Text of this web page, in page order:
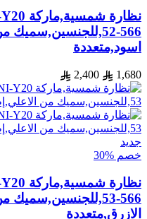
566-
اسود,متعددة
1,680
2,400
جديد
خصم %30
566-
الازرق,متعددة